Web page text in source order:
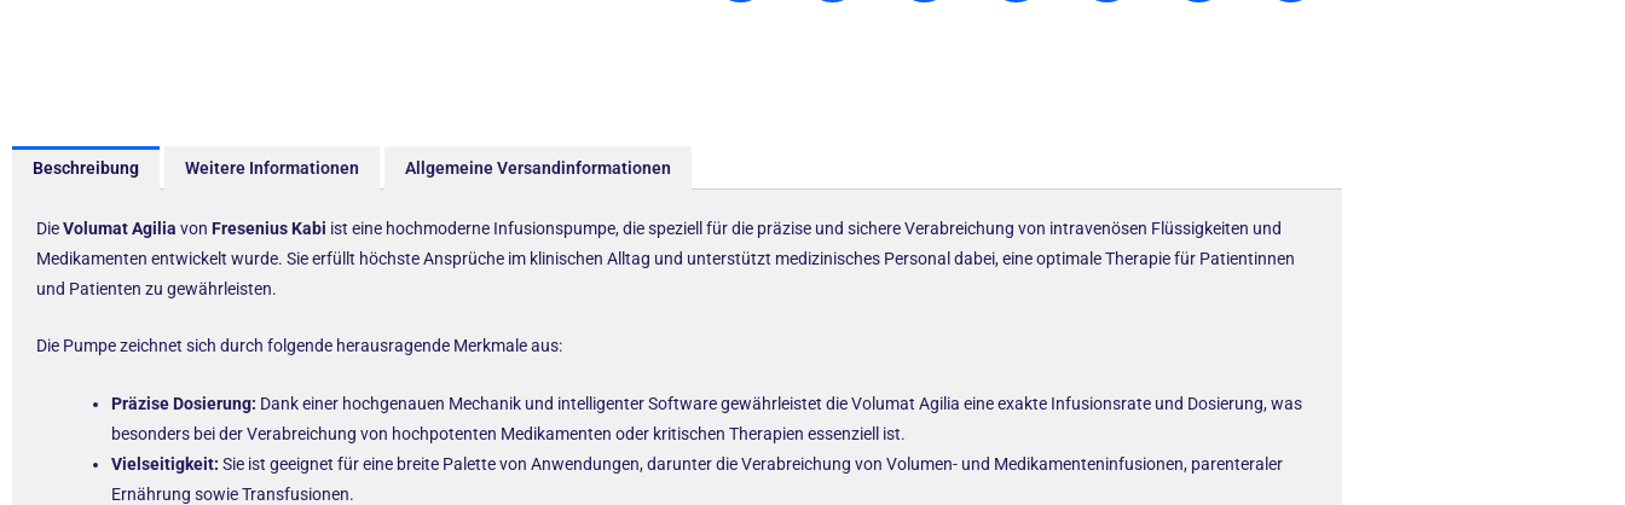
Beschreibung Weitere Informationen Allgemeine Versandinformationen
DieVolumat Agilia von Fresenius Kabi ist eine hochmoderne Infusionspumpe, die speziell für die präzise und sichere Verabreichung von intravenösen Flüssigkeiten und
Medikamenten entwickelt wurde. Sie erfüllt höchste Ansprüche im klinischen Alltag und unterstützt medizinisches Personal dabei, eine optimale Therapie für Patientinnen
und Patienten zu gewährleisten.
Die Pumpe zeichnet sich durch folgende herausragende Merkmale aus:
Präzise Dosierung: Dank einer hochgenauen Mechanik und intelligenter Software gewährleistet die Volumat Agilia eine exakte Infusionsrate und Dosierung, was
besonders bei der Verabreichung von hochpotenten Medikamenten oder kritischen Therapien essenziell ist.
Vielseitigkeit: Sie ist geeignet für eine breite Palette von Anwendungen, darunter die Verabreichung von Volumen- und Medikamenteninfusionen, parenteraler
Ernährung sowie Transfusionen.